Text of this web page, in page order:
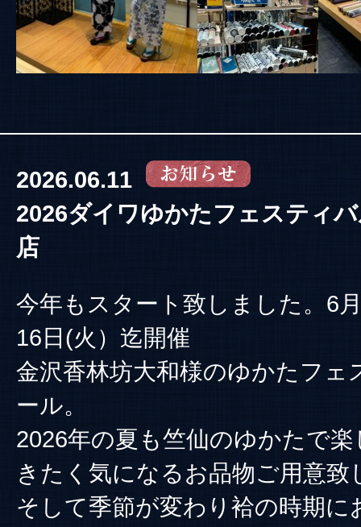
2026.06.11
2026ダイワゆかたフェスティ
店
今年もスタート致しました。6
16日(火）迄開催
金沢香林坊大和様のゆかたフェ
ール。
2026年の夏も竺仙のゆかたで
きたく気になるお品物ご用意致
そして季節が変わり袷の時期に